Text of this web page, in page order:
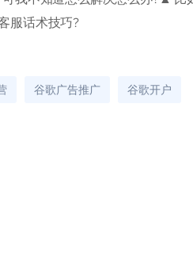
服话术技巧?
谷歌广告推广 谷歌开户